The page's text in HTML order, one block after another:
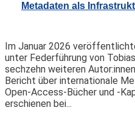
Metadaten als
Im Januar 2026
unter Federführung von
sechzehn weiteren
Bericht über internationale
Open-Access-Bücher und -
erschienen bei...